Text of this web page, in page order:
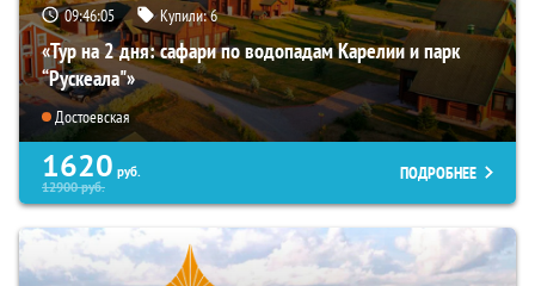
09:46:03 Купили:6
«Тур на 2 дня: сафари по водопадам Карелии и парк
“Рускеала"»
Достоевская
1620 руб.
12900руб.
ПОДРОБНЕЕ